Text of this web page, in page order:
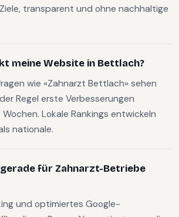
transparent und ohne nachhaltige
meine Website in Bettlach?
wie «Zahnarzt Bettlach» sehen
Regel erste Verbesserungen
Lokale Rankings entwickeln
nationale.
für Zahnarzt-Betriebe
und optimiertes Google-